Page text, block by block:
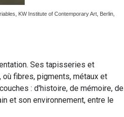
KW Institute of Contemporary Art, Berlin,
Ses tapisseries et
fibres, pigments, métaux et
: d'histoire, de mémoire, de
et son environnement, entre le